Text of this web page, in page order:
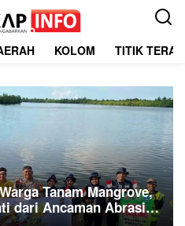
KOLOM TITIK
Tanam Mangrove,
dari Ancaman Abrasi